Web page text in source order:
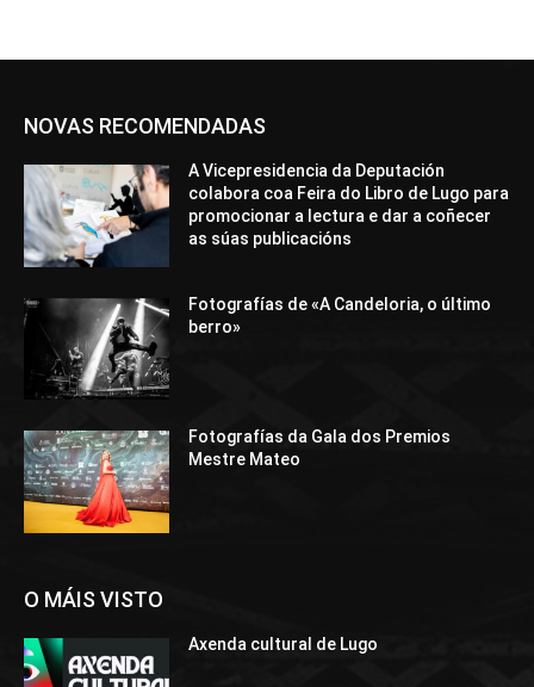
NOVAS RECOMENDADAS
A Vicepresidencia da Deputación
colabora coa Feira do Libro de Lugo para
promocionar a lectura e dar a coñecer
as súas publicacións
Fotografías de «A Candeloria, o último
berro»
Fotografías da Gala dos Premios
Mestre Mateo
O MÁIS VISTO
Axenda cultural de Lugo